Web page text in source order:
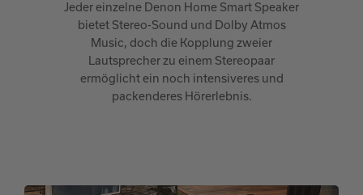
Jeder einzelne Denon Home Smart Speaker
bietet Stereo-Sound und Dolby Atmos
Music, doch die Kopplung zweier
Lautsprecher zu einem Stereopaar
ermöglicht ein noch intensiveres und
packenderes Hörerlebnis.